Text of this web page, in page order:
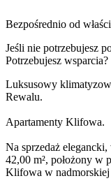
Bezpośrednio od
Jeśli nie potrzebujesz
Potrzebujesz
Luksusowy
Rewalu.
Apartamenty Klifowa.
Na sprzedaż
42,00 m², położony w
Klifowa w nadmorskiej